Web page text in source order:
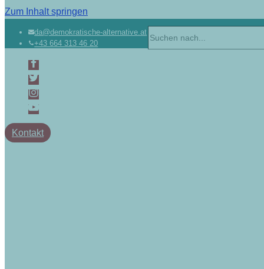
Zum Inhalt springen
da@demokratische-alternative.at
+43 664 313 46 20
nach …
Kontakt